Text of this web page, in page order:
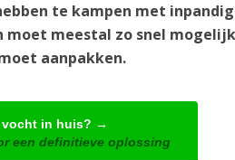
te kampen met
moet meestal zo snel
aanpakken.
vocht in huis? →
een definitieve oplossing